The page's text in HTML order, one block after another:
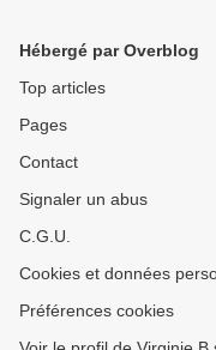
Hébergé par Overblog
Top articles
Pages
Contact
Signaler un abus
C.G.U.
Cookies et données
Préférences cookies